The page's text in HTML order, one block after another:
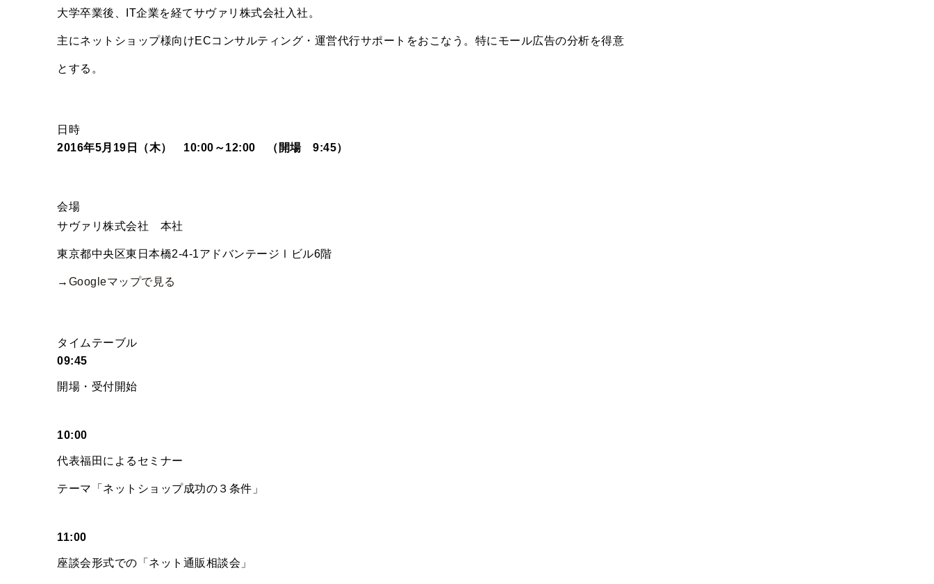
大学卒業後、IT企業を経てサヴァリ株式会社入社。
主にネットショップ様向けECコンサルティング・運営代行サポートをおこなう。特にモール広告の分析を得意
とする。
日時
2016年5月19日（木） 10:00～12:00 （開場 9:45）
会場
サヴァリ株式会社 本社
東京都中央区東日本橋2-4-1アドバンテージⅠビル6階
→ Googleマップで見る
タイムテーブル
09:45
開場・受付開始
10:00
代表福田によるセミナー
テーマ「ネットショップ成功の３条件」
11:00
座談会形式での「ネット通販相談会」